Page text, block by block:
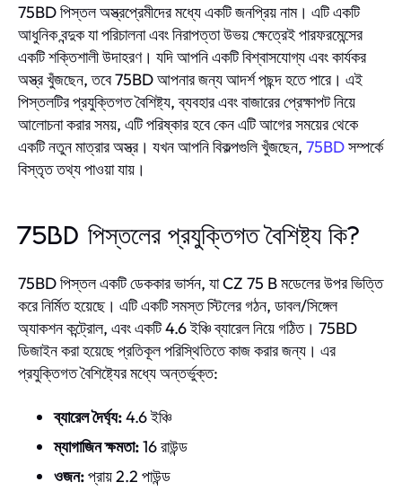
75BD পিস্তল অস্ত্রপ্রেমীদের মধ্যে একটি জনপ্রিয় নাম। এটি একটি
আধুনিক বন্দুক যা পরিচালনা এবং নিরাপত্তা উভয় ক্ষেত্রেই পারফরমেন্সের
একটি শক্তিশালী উদাহরণ। যদি আপনি একটি বিশ্বাসযোগ্য এবং কার্যকর
অস্ত্র খুঁজছেন, তবে 75BD আপনার জন্য আদর্শ পছন্দ হতে পারে। এই
পিস্তলটির প্রযুক্তিগত বৈশিষ্ট্য, ব্যবহার এবং বাজারের প্রেক্ষাপট নিয়ে
আলোচনা করার সময়, এটি পরিষ্কার হবে কেন এটি আগের সময়ের থেকে
একটি নতুন মাত্রার অস্ত্র। যখন আপনি বিকল্পগুলি খুঁজছেন, 75BDসম্পর্কে
বিস্তৃত তথ্য পাওয়া যায়।
75BD পিস্তলের প্রযুক্তিগত বৈশিষ্ট্য কি?
75BD পিস্তল একটি ডেককার ভার্সন, যা CZ 75 B মডেলের উপর ভিত্তি
করে নির্মিত হয়েছে। এটি একটি সমস্ত স্টিলের গঠন, ডাবল/সিঙ্গেল
অ্যাকশন কন্ট্রোল, এবং একটি 4.6 ইঞ্চি ব্যারেল নিয়ে গঠিত। 75BD
ডিজাইন করা হয়েছে প্রতিকূল পরিস্থিতিতে কাজ করার জন্য। এর
প্রযুক্তিগত বৈশিষ্ট্যের মধ্যে অন্তর্ভুক্ত:
ব্যারেল দৈর্ঘ্য:4.6 ইঞ্চি
ম্যাগাজিন ক্ষমতা:16 রাউন্ড
ওজন:প্রায় 2.2 পাউন্ড